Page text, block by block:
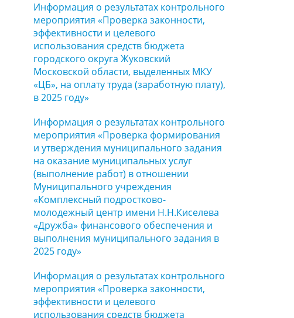
Информация о результатах контрольного
мероприятия «Проверка законности,
эффективности и целевого
использования средств бюджета
городского округа Жуковский
Московской области, выделенных МКУ
«ЦБ», на оплату труда (заработную плату),
в 2025 году»
Информация о результатах контрольного
мероприятия «Проверка формирования
и утверждения муниципального задания
на оказание муниципальных услуг
(выполнение работ) в отношении
Муниципального учреждения
«Комплексный подростково-
молодежный центр имени Н.Н.Киселева
«Дружба» финансового обеспечения и
выполнения муниципального задания в
2025 году»
Информация о результатах контрольного
мероприятия «Проверка законности,
эффективности и целевого
использования средств бюджета